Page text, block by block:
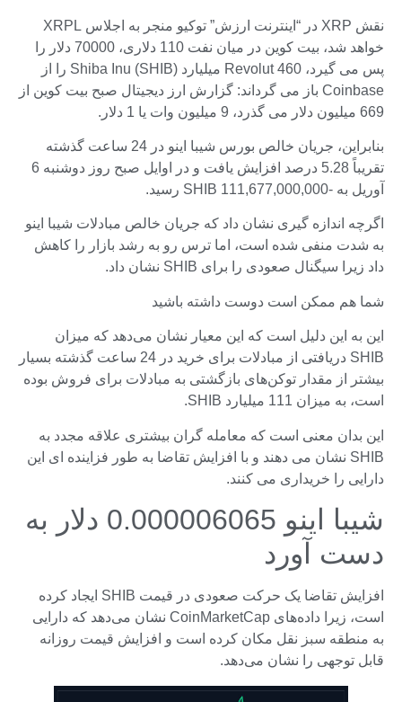
نقش XRP در “اینترنت ارزش” توکیو منجر به اجلاس XRPL
خواهد شد، بیت کوین در میان نفت 110 دلاری، 70000 دلار را
پس می گیرد، Revolut 460 میلیارد Shiba Inu (SHIB) را از
Coinbase باز می گرداند: گزارش ارز دیجیتال صبح بیت کوین از
669 میلیون دلار می گذرد، 9 میلیون وات یا 1 دلار.
بنابراین، جریان خالص بورس شیبا اینو در 24 ساعت گذشته
تقریباً 5.28 درصد افزایش یافت و در اوایل صبح روز دوشنبه 6
آوریل به -111,677,000,000 SHIB رسید.
اگرچه اندازه گیری نشان داد که جریان خالص مبادلات شیبا اینو
به شدت منفی شده است، اما ترس رو به رشد بازار را کاهش
داد زیرا سیگنال صعودی را برای SHIB نشان داد.
شما هم ممکن است دوست داشته باشید
این به این دلیل است که این معیار نشان می‌دهد که میزان
SHIB دریافتی از مبادلات برای خرید در 24 ساعت گذشته بسیار
بیشتر از مقدار توکن‌های بازگشتی به مبادلات برای فروش بوده
است، به میزان 111 میلیارد SHIB.
این بدان معنی است که معامله گران بیشتری علاقه مجدد به
SHIB نشان می دهند و با افزایش تقاضا به طور فزاینده ای این
دارایی را خریداری می کنند.
شیبا اینو 0.000006065 دلار به
دست آورد
افزایش تقاضا یک حرکت صعودی در قیمت SHIB ایجاد کرده
است، زیرا داده‌های CoinMarketCap نشان می‌دهد که دارایی
به منطقه سبز نقل مکان کرده است و افزایش قیمت روزانه
قابل توجهی را نشان می‌دهد.